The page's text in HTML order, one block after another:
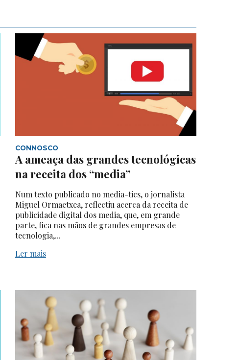
CONNOSCO
A ameaça das grandes tecnológicas
na receita dos “media”
Num texto publicado no media-tics, o jornalista
Miguel Ormaetxea, reflectiu acerca da receita de
publicidade digital dos media, que, em grande
parte, fica nas mãos de grandes empresas de
tecnologia,...
Ler mais